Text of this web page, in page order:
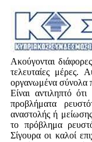
Ακούγονται
τελευταίες μέρες.
οργανωμένα σύνολα
Είναι αντιληπτό
προβλήματα
αναστολής ή
το πρόβλημα
Σίγουρα οι καλοί